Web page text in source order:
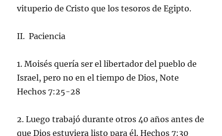
vituperio de Cristo que los tesoros de Egipto.
II. Paciencia
1. Moisés quería ser el libertador del pueblo de
Israel, pero no en el tiempo de Dios, Note
Hechos 7:25-28
2. Luego trabajó durante otros 40 años antes de
que Dios estuviera listo para él. Hechos 7:30